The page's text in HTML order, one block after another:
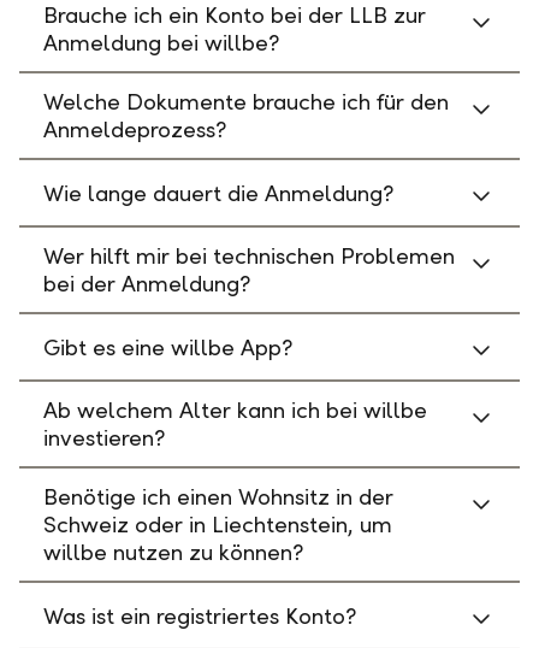
Brauche ich ein Konto bei der LLB zur
Anmeldung bei willbe?
Welche Dokumente brauche ich für den
Anmeldeprozess?
Wie lange dauert die Anmeldung?
Wer hilft mir bei technischen Problemen
bei der Anmeldung?
Gibt es eine willbe App?
Ab welchem Alter kann ich bei willbe
investieren?
Benötige ich einen Wohnsitz in der
Schweiz oder in Liechtenstein, um
willbe nutzen zu können?
Was ist ein registriertes Konto?